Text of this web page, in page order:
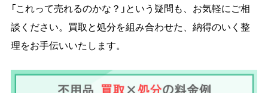
「これって売れるのかな？」という疑問も、お気軽にご相
談ください。買取と処分を組み合わせた、納得のいく整
理をお手伝いいたします。